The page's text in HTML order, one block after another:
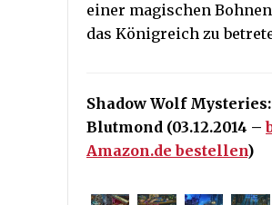
einer magischen
das Königreich zu
Shadow Wolf Mysteries:
Blutmond (03.12.2014 –
Amazon.de bestellen)